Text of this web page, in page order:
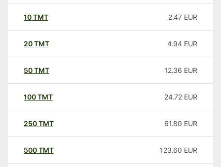
10TMT 2.47 EUR
20TMT 4.94 EUR
50TMT 12.36 EUR
100TMT 24.72 EUR
250TMT 61.80 EUR
500TMT 123.60 EUR